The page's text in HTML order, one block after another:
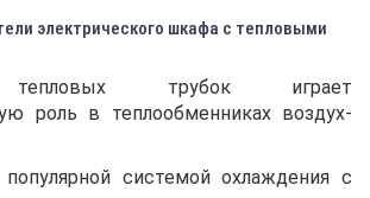
электрического шкафа с тепловыми
тепловых трубок играет
роль в теплообменниках воздух-
системой охлаждения с